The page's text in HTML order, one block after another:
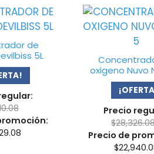
de
5L
oxigeno Nuvo
Precio
$
Precio de
$